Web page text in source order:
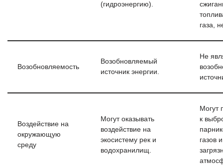
(гидроэнергию).
газа,
Возобновляемость
Возобновляемый
источник энергии.
Не
Воздействие на
окружающую
среду
Могут оказывать
воздействие на
экосистему рек и
водохранилищ.
Могут
к
газов